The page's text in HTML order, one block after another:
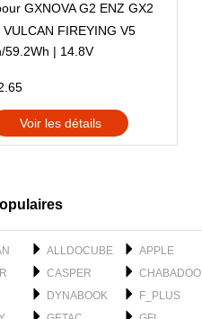
GXNOVA G2 ENZ GX2
VULCAN FIREYING V5
4S
59.2Wh | 14.8V
Voir les détails
ALLDOCUBE APPLE
CASPER CHABADOO
DYNABOOK F_PLUS